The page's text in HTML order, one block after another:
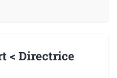
< Directrice